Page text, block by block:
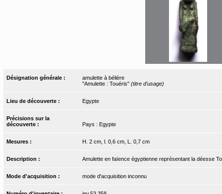
Désignation générale :
amulette à bélière
"Amulette : Touéris" (titre d'usage)
Lieu de découverte : Egypte
Précisions sur la
découverte :
Pays : Egypte
Mesures : H. 2 cm, l. 0,6 cm, L. 0,7 cm
Description : Amulette en faïence égyptienne représentant la déesse
Mode d'acquisition : mode d'acquisition inconnu